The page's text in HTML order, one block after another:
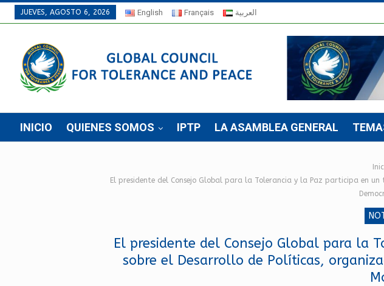
JUEVES, AGOSTO 6, 2026 English Français العربية
INICIO QUIENES SOMOS IPTP LA ASAMBLEA GENERAL
El presidente del Consejo Global para la Tolerancia y la Paz participa en
El presidente del Consejo Global para la
sobre el Desarrollo de Políticas,